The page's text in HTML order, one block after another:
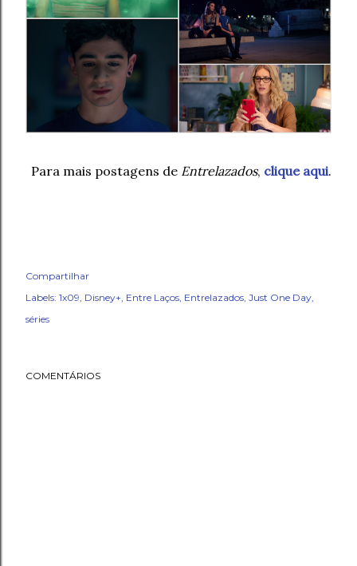
Para mais postagens de Entrelazados, clique aqui.
Compartilhar
Labels: 1x09 Disney+ Entre Laços Entrelazados Just One Day
séries
COMENTÁRIOS